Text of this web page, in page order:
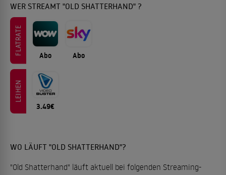
WER STREAMT "OLD SHATTERHAND" ?
FLATRATE Abo Abo
LEIHEN
3.49€
WO LÄUFT "OLD SHATTERHAND"?
"Old Shatterhand" läuft aktuell bei folgenden Streaming-